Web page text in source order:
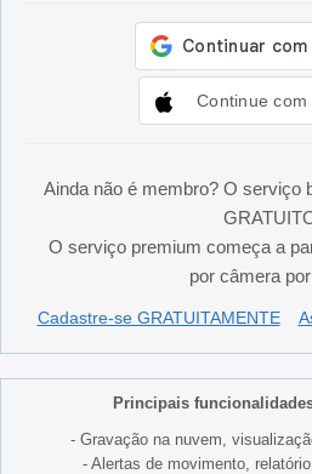
Continue com
Ainda não é membro? O serviço
O serviço premium começa a
por câmera
Cadastre-se GRATUITAMENTE
Principais
- Gravação na nuvem,
- Alertas de movimento,